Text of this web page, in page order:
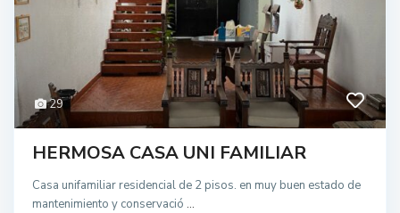
29
HERMOSA CASA UNI FAMILIAR
Casa unifamiliar residencial de 2 pisos. en muy buen estado de
mantenimiento y conservació ...